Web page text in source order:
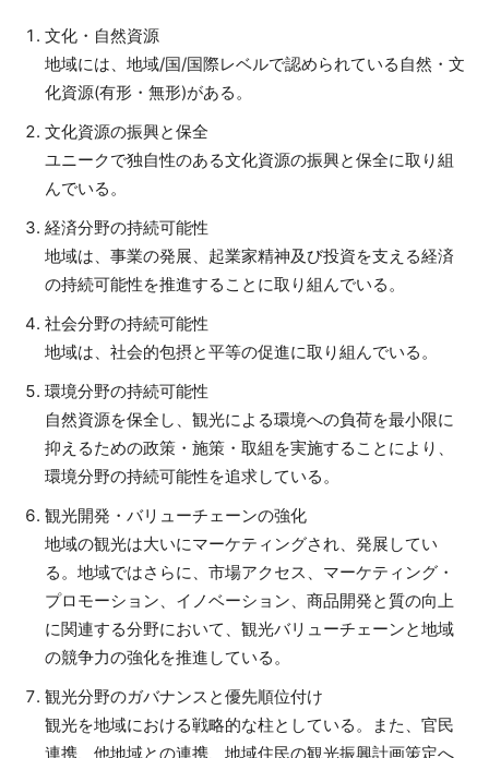
文化・自然資源
地域には、地域/国/国際レベルで認められている自然・文
化資源(有形・無形)がある。
文化資源の振興と保全
ユニークで独自性のある文化資源の振興と保全に取り組
んでいる。
経済分野の持続可能性
地域は、事業の発展、起業家精神及び投資を支える経済
の持続可能性を推進することに取り組んでいる。
社会分野の持続可能性
地域は、社会的包摂と平等の促進に取り組んでいる。
環境分野の持続可能性
自然資源を保全し、観光による環境への負荷を最小限に
抑えるための政策・施策・取組を実施することにより、
環境分野の持続可能性を追求している。
観光開発・バリューチェーンの強化
地域の観光は大いにマーケティングされ、発展してい
る。地域ではさらに、市場アクセス、マーケティング・
プロモーション、イノベーション、商品開発と質の向上
に関連する分野において、観光バリューチェーンと地域
の競争力の強化を推進している。
観光分野のガバナンスと優先順位付け
観光を地域における戦略的な柱としている。また、官民
連携、他地域との連携、地域住民の観光振興計画策定へ